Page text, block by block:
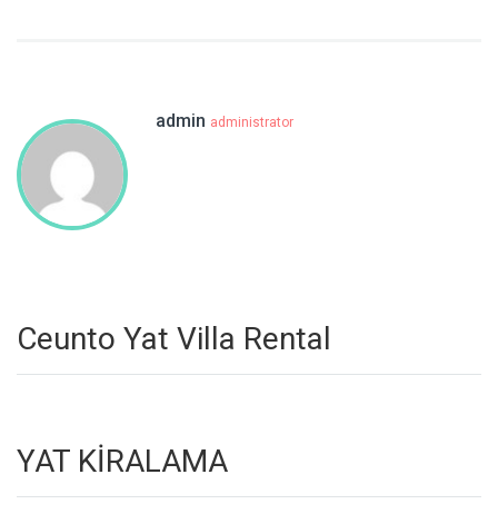
admin administrator
Ceunto Yat Villa Rental
YAT KİRALAMA